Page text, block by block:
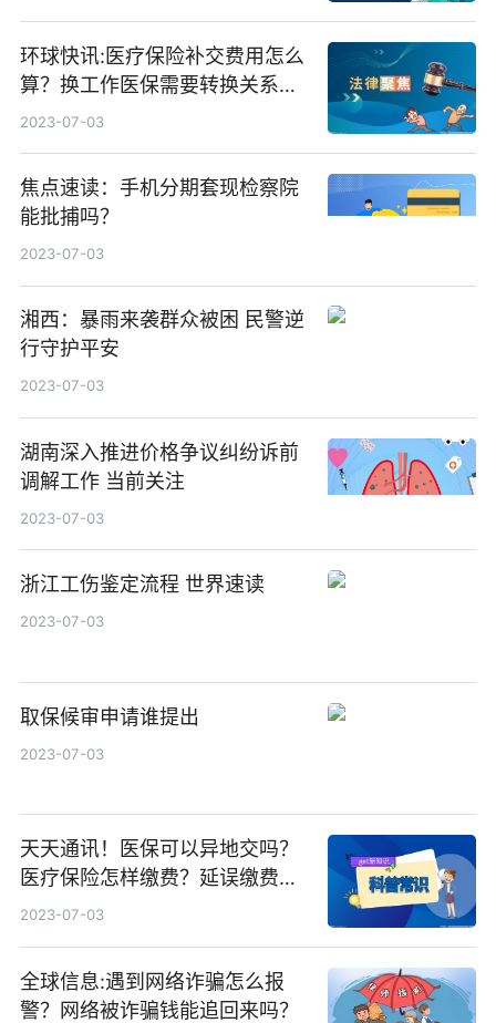
环球快讯:医疗保险补交费用怎么
算？换工作医保需要转换关系
吗？
2023-07-03
焦点速读：手机分期套现检察院
能批捕吗？
2023-07-03
湘西：暴雨来袭群众被困 民警逆
行守护平安
2023-07-03
湖南深入推进价格争议纠纷诉前
调解工作 当前关注
2023-07-03
浙江工伤鉴定流程 世界速读
2023-07-03
取保候审申请谁提出
2023-07-03
天天通讯！医保可以异地交吗？
医疗保险怎样缴费？延误缴费有
什么后果？
2023-07-03
全球信息:遇到网络诈骗怎么报
警？网络被诈骗钱能追回来吗？